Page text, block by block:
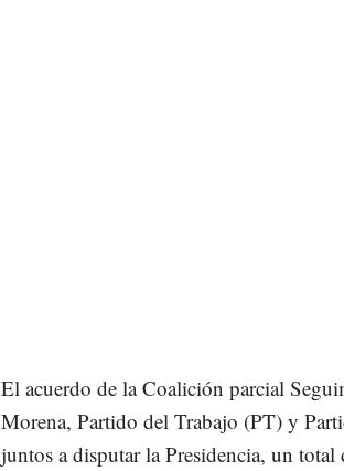
El acuerdo de la Coalición parcial
Morena, Partido del Trabajo (PT) y
juntos a disputar la Presidencia, un